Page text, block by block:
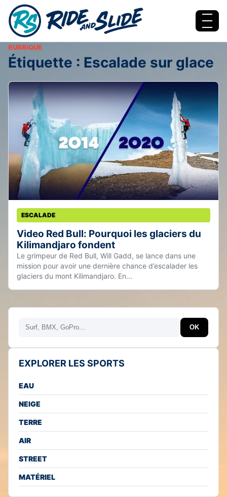
Aller au contenu
Menu
RUBRIQUE
Étiquette : Escalade sur glace
ESCALADE
Video Red Bull: Pourquoi les glaciers du
Kilimandjaro fondent
Le grimpeur de Red Bull, Will Gadd, se lance dans une
mission pour avoir une dernière chance d’escalader les
glaciers du mont Kilimandjaro. En...
Rechercher OK
EXPLORER LES SPORTS
EAU
NEIGE
TERRE
AIR
STREET
MATÉRIEL